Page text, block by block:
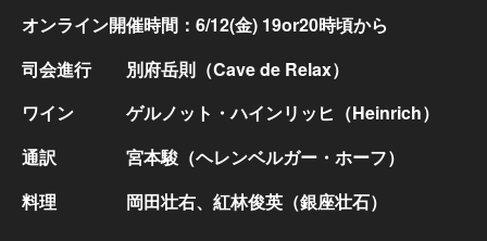
オンライン開催時間：6/12(金) 19or20時頃から
司会進行 別府岳則（Cave de Relax）
ワイン ゲルノット・ハインリッヒ（Heinrich）
通訳 宮本駿（ヘレンベルガー・ホーフ）
料理 岡田壮右、紅林俊英（銀座壮石）